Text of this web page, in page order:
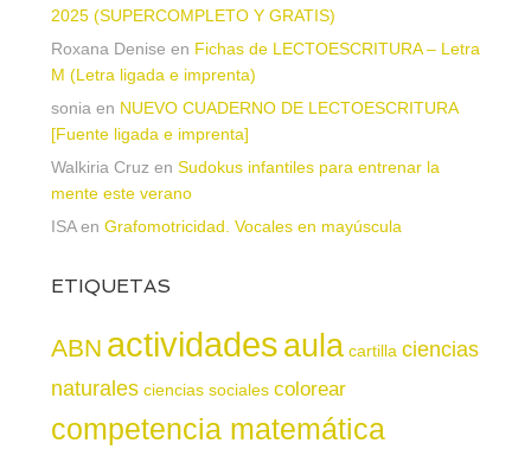
2025 (SUPERCOMPLETO Y GRATIS)
Roxana Denise en Fichas de LECTOESCRITURA – Letra
M (Letra ligada e imprenta)
sonia en NUEVO CUADERNO DE LECTOESCRITURA
[Fuente ligada e imprenta]
Walkiria Cruz en Sudokus infantiles para entrenar la
mente este verano
ISAen Grafomotricidad. Vocales en mayúscula
ETIQUETAS
ABN actividadesaula cartilla ciencias
naturales ciencias sociales colorear
competencia matemática